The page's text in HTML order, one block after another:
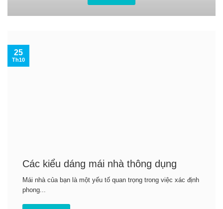
Các kiểu dáng mái nhà thông dụng
Mái nhà của bạn là một yếu tố quan trọng trong việc xác định
phong...
25
Th10